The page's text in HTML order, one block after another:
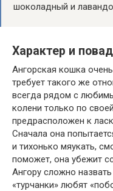
шоколадный и
Характер и
Ангорская кошка
требует такого же
всегда рядом с
колени только по
предрасположен к
Сначала она
и тихонько мяукать,
поможет, она убежит
Ангору сложно
«турчанки» любят